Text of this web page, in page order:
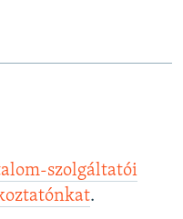
szolgáltatói
.